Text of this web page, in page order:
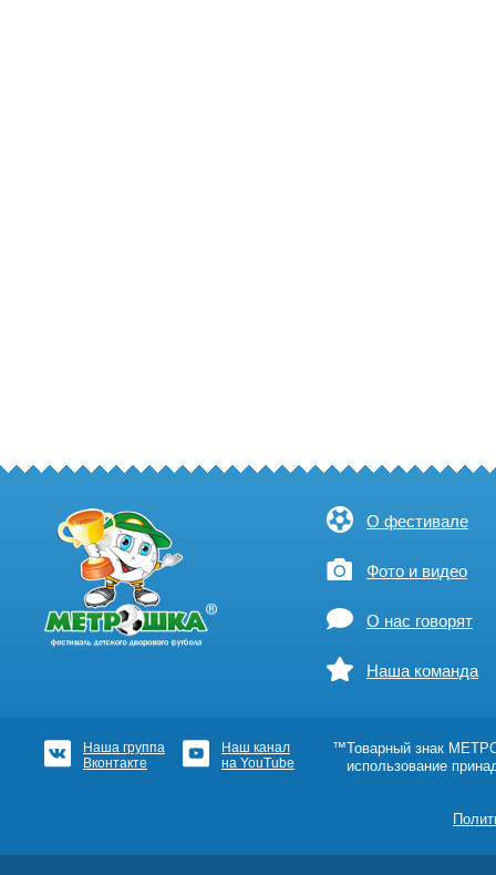
О фестивале
Фото и видео
О нас говорят
Наша команда
Наша группа
Вконтакте
Наш канал
на YouTube
™Товарный знак
использование